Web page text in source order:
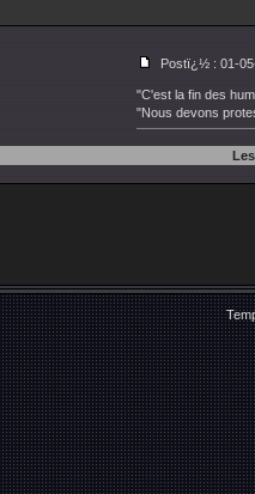
Postï¿½ : 01-
"C'est la fin des
"Nous devons